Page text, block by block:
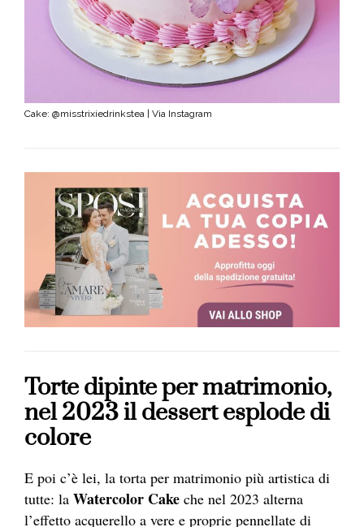
Cake: @misstrixiedrinkstea | Via Instagram
Torte dipinte per matrimonio,
nel 2023 il dessert esplode di
colore
E poi c’è lei, la torta per matrimonio più artistica di
tutte: la Watercolor Cake che nel 2023 alterna
l’effetto acquerello a vere e proprie pennellate di